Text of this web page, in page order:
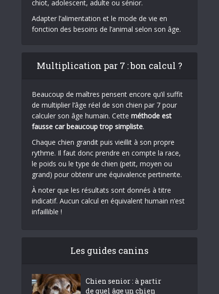
chiot, adolescent, adulte ou sénior.
Adapter l’alimentation et le mode de vie en
fonction des besoins de l’animal selon son âge.
Multiplication par 7 : bon calcul ?
Beaucoup de maîtres pensent encore qu’il suffit
de multiplier l’âge réel de son chien par 7 pour
calculer son âge humain. Cette méthode est
fausse car beaucoup trop simpliste.
Chaque chien grandit puis vieillit à son propre
rythme. Il faut donc prendre en compte la race,
le poids ou le type de chien (petit, moyen ou
grand) pour obtenir une équivalence pertinente.
À noter que les résultats sont donnés à titre
indicatif. Aucun calcul en équivalent humain n’est
infaillible !
Les guides canins
Chien senior : à partir
de quel âge un chien